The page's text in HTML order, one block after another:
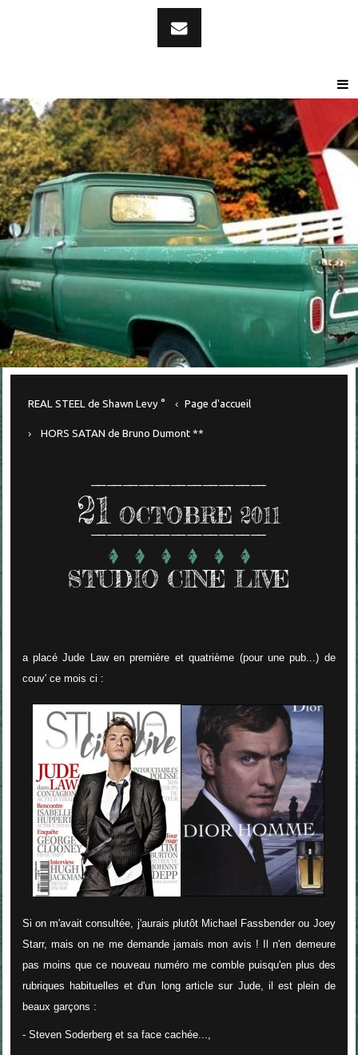
REAL STEEL de Shawn Levy ° Page d'accueil
HORS SATAN de Bruno Dumont **
21 OCTOBRE 2011
STUDIO CINE LIVE
a placé Jude Law en première et quatrième (pour une pub...) de
couv' ce mois ci :
Si on m'avait consultée, j'aurais plutôt Michael Fassbender ou Joey
Starr, mais on ne me demande jamais mon avis ! Il n'en demeure
pas moins que ce nouveau numéro me comble puisqu'en plus des
rubriques habituelles et d'un long article sur Jude, il est plein de
beaux garçons :
- Steven Soderberg et sa face cachée...,